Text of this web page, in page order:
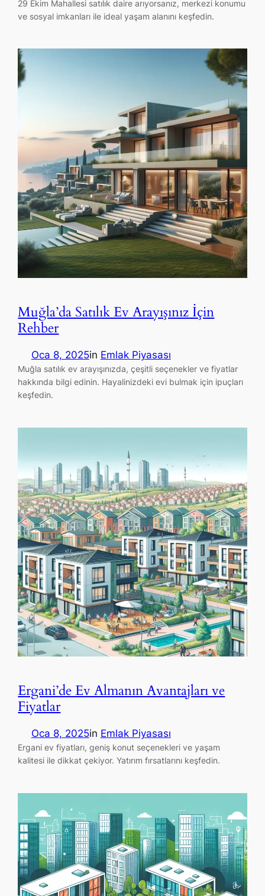
29 Ekim Mahallesi satılık daire arıyorsanız, merkezi konumu
ve sosyal imkanları ile ideal yaşam alanını keşfedin.
Muğla’da Satılık Ev Arayışınız İçin
Rehber
Oca 8, 2025in Emlak Piyasası
Muğla satılık ev arayışınızda, çeşitli seçenekler ve fiyatlar
hakkında bilgi edinin. Hayalinizdeki evi bulmak için ipuçları
keşfedin.
Ergani’de Ev Almanın Avantajları ve
Fiyatlar
Oca 8, 2025in Emlak Piyasası
Ergani ev fiyatları, geniş konut seçenekleri ve yaşam
kalitesi ile dikkat çekiyor. Yatırım fırsatlarını keşfedin.